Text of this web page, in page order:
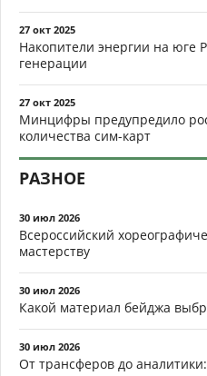
27 окт 2025
Накопители энергии на юге
генерации
27 окт 2025
Минцифры предупредило
количества сим-карт
РАЗНОЕ
30 июл 2026
Всероссийский
мастерству
30 июл 2026
Какой материал бейджа
30 июл 2026
От трансферов до